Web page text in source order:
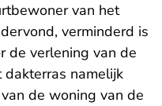
van het
verminderd is
de verlening van de
namelijk
de woning van de